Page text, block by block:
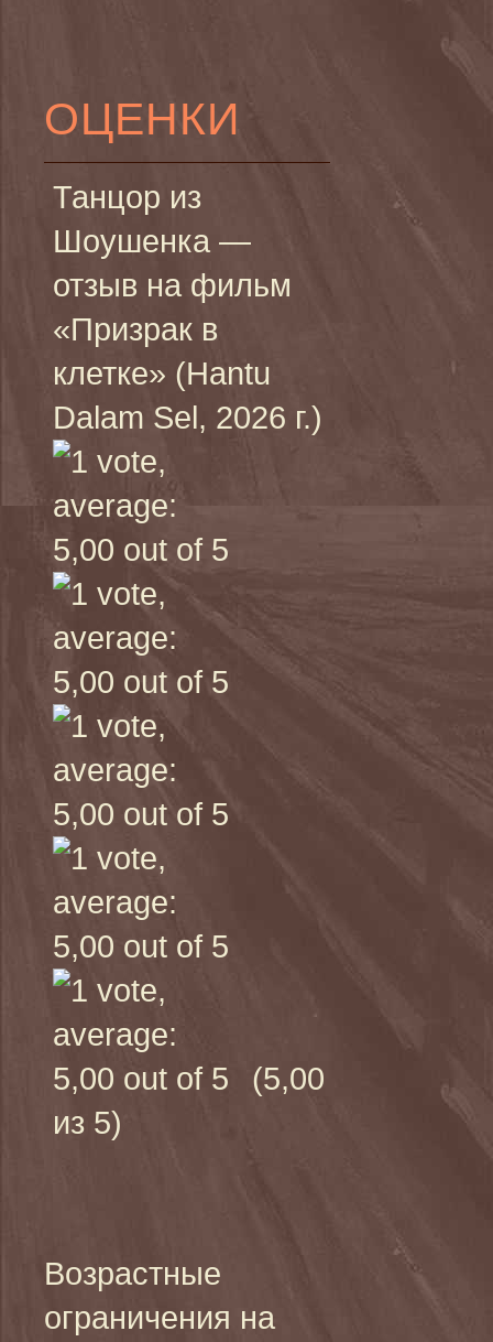
ОЦЕНКИ
Танцор из
Шоушенка —
отзыв на фильм
«Призрак в
клетке» (Hantu
Dalam Sel, 2026 г.)
(5,00
из 5)
Возрастные
ограничения на